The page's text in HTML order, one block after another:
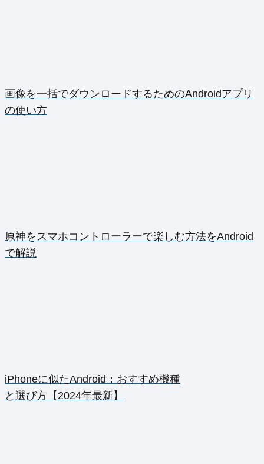
画像を一括でダウンロードするためのAndroidアプリ
の使い方
原神をスマホコントローラーで楽しむ方法をAndroid
で解説
iPhoneに似たAndroid：おすすめ機種
と選び方【2024年最新】